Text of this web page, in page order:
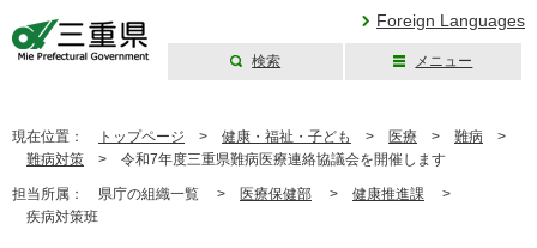
Foreign Languages
検索 メニュー
現在位置： トップページ > 健康・福祉・子ども > 医療 > 難病 >
難病対策 > 令和7年度三重県難病医療連絡協議会を開催します
担当所属： 県庁の組織一覧 > 医療保健部 > 健康推進課 >
疾病対策班